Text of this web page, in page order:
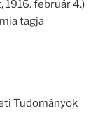
1916. február 4.)
tagja
Tudományok